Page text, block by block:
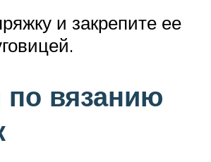
и закрепите ее
вязанию